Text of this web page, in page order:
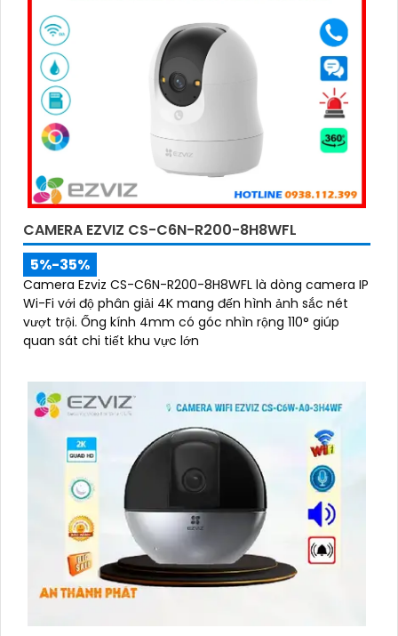
CAMERA EZVIZ CS-C6N-R200-8H8WFL
5%-35%
Camera Ezviz CS-C6N-R200-8H8WFL là dòng camera IP
Wi-Fi với độ phân giải 4K mang đến hình ảnh sắc nét
vượt trội. Ống kính 4mm có góc nhìn rộng 110° giúp
quan sát chi tiết khu vực lớn